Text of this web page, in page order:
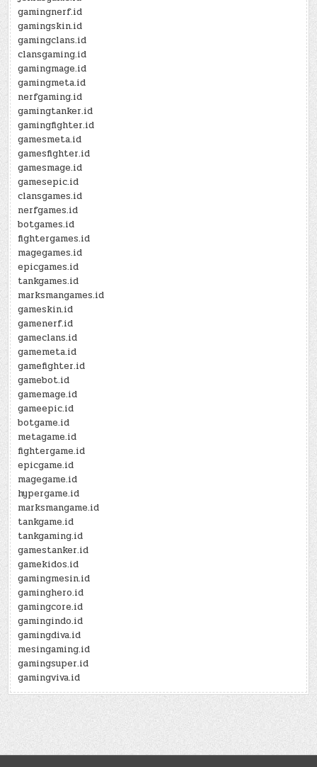
gamingnerf.id
gamingskin.id
gamingclans.id
clansgaming.id
gamingmage.id
gamingmeta.id
nerfgaming.id
gamingtanker.id
gamingfighter.id
gamesmeta.id
gamesfighter.id
gamesmage.id
gamesepic.id
clansgames.id
nerfgames.id
botgames.id
fightergames.id
magegames.id
epicgames.id
tankgames.id
marksmangames.id
gameskin.id
gamenerf.id
gameclans.id
gamemeta.id
gamefighter.id
gamebot.id
gamemage.id
gameepic.id
botgame.id
metagame.id
fightergame.id
epicgame.id
magegame.id
hypergame.id
marksmangame.id
tankgame.id
tankgaming.id
gamestanker.id
gamekidos.id
gamingmesin.id
gaminghero.id
gamingcore.id
gamingindo.id
gamingdiva.id
mesingaming.id
gamingsuper.id
gamingviva.id